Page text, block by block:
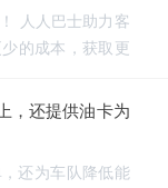
州包车网
人人巴士助力客
的成本，获取更
，还提供油卡为
还为车队降低能